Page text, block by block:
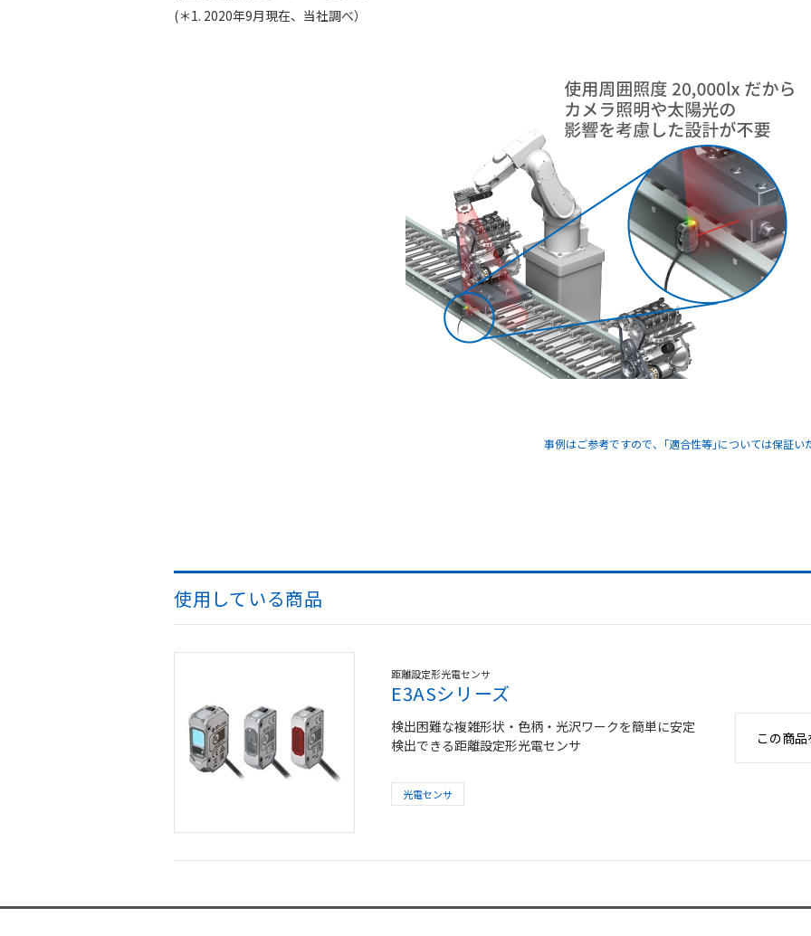
(＊1. 2020年9月現在、当社調べ）
事例はご参考ですので、｢適合性等｣については保証い
使用している商品
距離設定形光電センサ
E3ASシリーズ
検出困難な複雑形状・色柄・光沢ワークを簡単に安定
検出できる距離設定形光電センサ
光電センサ
この商